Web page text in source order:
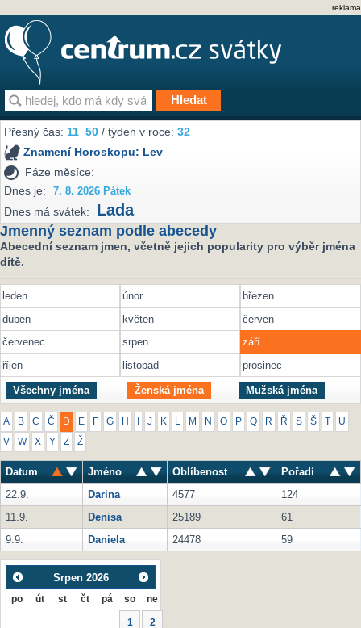
reklama
Přesný čas:11 50 / týden v roce:32
Znamení Horoskopu: Lev
Fáze měsíce:
Dnes je:
7. 8. 2026 Pátek
Dnes má svátek: Lada
Jmenný seznam podle abecedy
Abecední seznam jmen, včetně jejich popularity pro výběr jména
dítě.
leden únor
březen
duben
květen
červen
červenec
srpen
září
říjen
listopad prosinec
Všechny jména Ženská jména Mužská jména
A B C Č D E F G H J K M N O P Q R Ř S Š U
V W X Y Z Ž
Datum Jméno Oblíbenost
Pořadí
22.9.
Darina 4577
124
11.9.
Denisa 25189
61
9.9.
Daniela 24478 59
Srpen 2026
po út st čt pá so ne
1 2